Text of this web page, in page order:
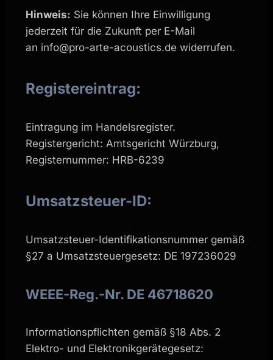
Hinweis: Sie können Ihre Einwilligung
jederzeit für die Zukunft per E-Mail
an info@pro-arte-acoustics.de widerrufen.
Registereintrag:
Eintragung im Handelsregister.
Registergericht: Amtsgericht Würzburg,
Registernummer: HRB-6239
Umsatzsteuer-ID:
Umsatzsteuer-Identifikationsnummer gemäß
§27 a Umsatzsteuergesetz: DE 197236029
WEEE-Reg.-Nr. DE 46718620
Informationspflichten gemäß §18 Abs. 2
Elektro- und Elektronikgerätegesetz: